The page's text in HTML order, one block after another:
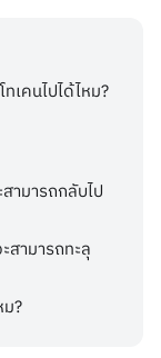
เคนไปได้ไหม?
ามารถกลับไป
สามารถทะลุ
?